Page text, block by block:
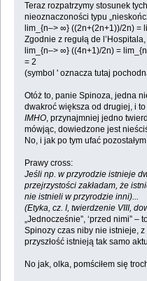
Teraz rozpatrzymy stosunek
nieoznaczoności typu
lim_{n–> ∞} ((2n+(2n+1))/2n) =
Zgodnie z regułą de l’Hospitala,
lim_{n–> ∞} ((4n+1)/2n) =
= 2
(symbol ' oznacza tutaj
Otóż to, panie Spinoza, jedna
dwakroć większa od drugiej, i
IMHO, przynajmniej jedno
mówjąc, dowiedzone jest
No, i jak po tym ufać
Prawy cross:
Jeśli np. w przyrodzie istnieje
przejrzystości zakładam, że
nie istnieli w przyrodzie inni)...
(Etyka, cz. I, twierdzenie VIII,
„Jednocześnie”, ‘przed nimi” –
Spinozy czas niby nie istnieje,
przyszłość istnieją tak samo
No jak, olka, pomściłem się